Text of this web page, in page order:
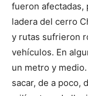
fueron afectadas,
ladera del cerro
y rutas sufrieron
vehículos. En
un metro y
sacar, de a poco,